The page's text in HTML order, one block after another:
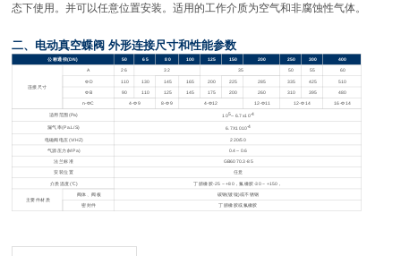
态下使用。并可以任意位置安装。适用的工作介质为空气和非腐蚀性气体。
二、电动真空蝶阀 外形连接尺寸和性能参数
公称通径(DN) 50 65 80 100 125 150 200 250 300 400
连接尺寸
A 26 32 35 50 55
60
ΦD
110 130 145 165 200 225 285 335 425
510
ΦB
90 110 125 145 175 200 260 310 395 480
n-ΦC 4-Φ9 8-Φ9 4-Φ12 12-Φ11 12-Φ14 16-Φ14
适用范围(Pa) 105～6.7x10-4
漏气率(Pa.L/S) 6.7X1010-4
电磁阀电压(V/HZ) 220/50
气源压力(MPa) 0.4～0.6
法兰标准
GB6070.3-85
安装位置
任意
介质温度(℃)
丁腈橡胶-25 ~ +80，氟橡胶-30 ~ +150，
主要件材质
阀体、阀板
碳钢(镀镍)或不锈钢
密封件
丁腈橡胶或氟橡胶